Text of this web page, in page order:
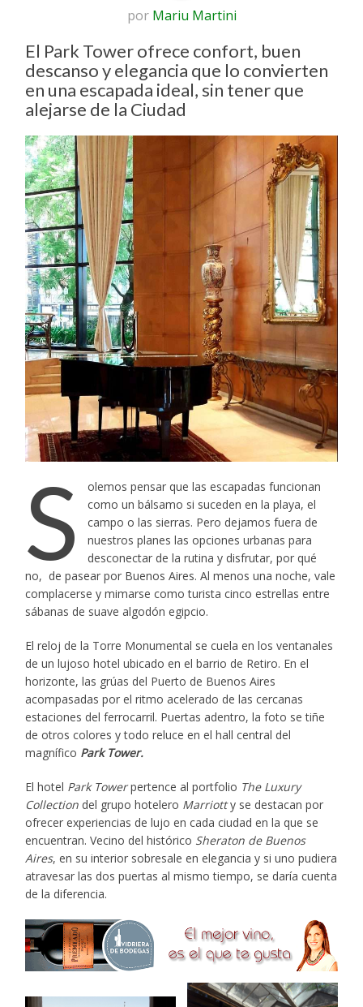
por Mariu Martini
El Park Tower ofrece confort, buen
descanso y elegancia que lo convierten
en una escapada ideal, sin tener que
alejarse de la Ciudad
S
olemos pensar que las escapadas funcionan
como un bálsamo si suceden en la playa, el
campo o las sierras. Pero dejamos fuera de
nuestros planes las opciones urbanas para
desconectar de la rutina y disfrutar, por qué
no, de pasear por Buenos Aires. Al menos una noche, vale
complacerse y mimarse como turista cinco estrellas entre
sábanas de suave algodón egipcio.
El reloj de la Torre Monumental se cuela en los ventanales
de un lujoso hotel ubicado en el barrio de Retiro. En el
horizonte, las grúas del Puerto de Buenos Aires
acompasadas por el ritmo acelerado de las cercanas
estaciones del ferrocarril. Puertas adentro, la foto se tiñe
de otros colores y todo reluce en el hall central del
magnífico Park Tower.
El hotel Park Towerpertence al portfolio The Luxury
Collection del grupo hotelero Marriotty se destacan por
ofrecer experiencias de lujo en cada ciudad en la que se
encuentran. Vecino del histórico Sheraton de Buenos
Aires, en su interior sobresale en elegancia y si uno pudiera
atravesar las dos puertas al mismo tiempo, se daría cuenta
de la diferencia.